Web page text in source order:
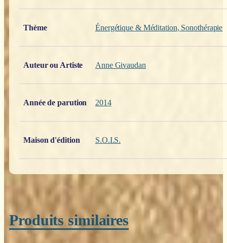
Thème
Énergétique & Méditation, Sonothérapie
Auteur ou Artiste Anne Givaudan
Année de parution 2014
Maison d'édition S.O.I.S.
Produits similaires